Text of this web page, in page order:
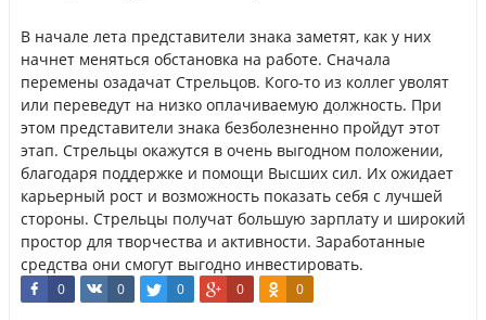
В начале лета представители знака заметят, как у них
начнет меняться обстановка на работе. Сначала
перемены озадачат Стрельцов. Кого-то из коллег уволят
или переведут на низко оплачиваемую должность. При
этом представители знака безболезненно пройдут этот
этап. Стрельцы окажутся в очень выгодном положении,
благодаря поддержке и помощи Высших сил. Их ожидает
карьерный рост и возможность показать себя с лучшей
стороны. Стрельцы получат большую зарплату и широкий
простор для творчества и активности. Заработанные
средства они смогут выгодно инвестировать.
0 0 0 0 0